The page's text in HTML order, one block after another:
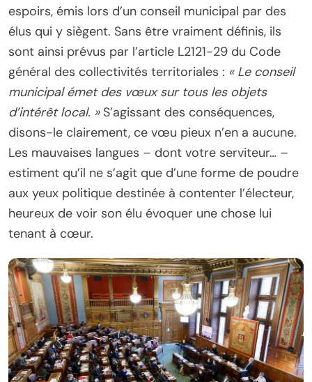
espoirs, émis lors d’un conseil municipal par des
élus qui y siègent. Sans être vraiment définis, ils
sont ainsi prévus par l’article L2121-29 du Code
général des collectivités territoriales : « Le conseil
municipal émet des vœux sur tous les objets
d’intérêt local. »S’agissant des conséquences,
disons-le clairement, ce vœu pieux n’en a aucune.
Les mauvaises langues – dont votre serviteur… –
estiment qu’il ne s’agit que d’une forme de poudre
aux yeux politique destinée à contenter l’électeur,
heureux de voir son élu évoquer une chose lui
tenant à cœur.